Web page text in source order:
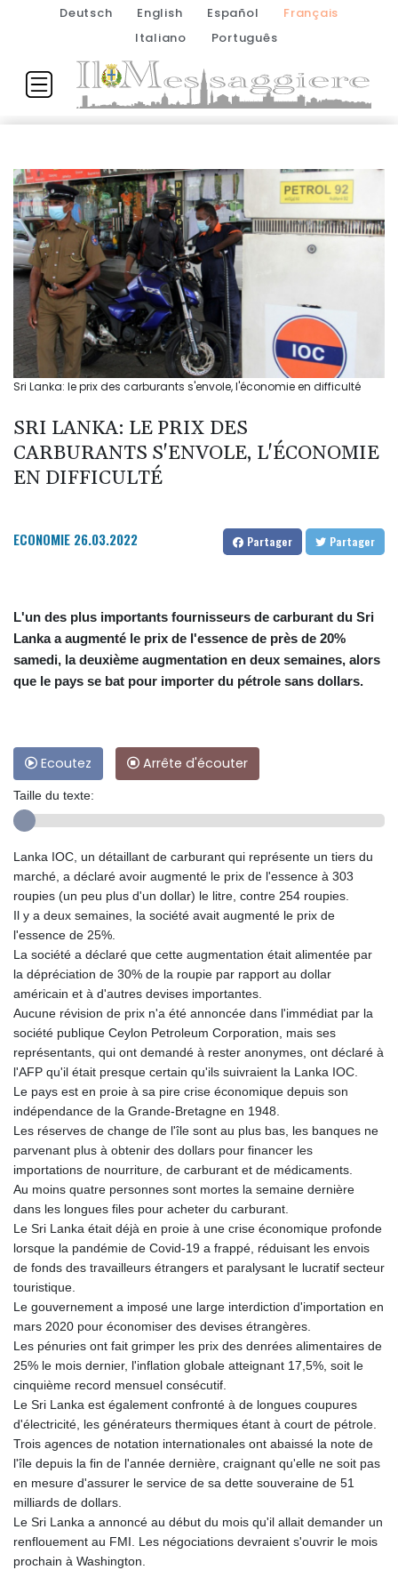
Deutsch English Español
Français
Italiano
Português
Sri Lanka: le prix des carburants s'envole, l'économie en difficulté
SRI LANKA: LE PRIX DES
CARBURANTS S'ENVOLE, L'ÉCONOMIE
EN DIFFICULTÉ
ECONOMIE 26.03.2022 Partager Partager
L'un des plus importants fournisseurs de carburant du Sri
Lanka a augmenté le prix de l'essence de près de 20%
samedi, la deuxième augmentation en deux semaines, alors
que le pays se bat pour importer du pétrole sans dollars.
Ecoutez Arrête d'écouter
Taille du texte:
Lanka IOC, un détaillant de carburant qui représente un tiers du
marché, a déclaré avoir augmenté le prix de l'essence à 303
roupies (un peu plus d'un dollar) le litre, contre 254 roupies.
Il y a deux semaines, la société avait augmenté le prix de
l'essence de 25%.
La société a déclaré que cette augmentation était alimentée par
la dépréciation de 30% de la roupie par rapport au dollar
américain et à d'autres devises importantes.
Aucune révision de prix n'a été annoncée dans l'immédiat par la
société publique Ceylon Petroleum Corporation, mais ses
représentants, qui ont demandé à rester anonymes, ont déclaré à
l'AFP qu'il était presque certain qu'ils suivraient la Lanka IOC.
Le pays est en proie à sa pire crise économique depuis son
indépendance de la Grande-Bretagne en 1948.
Les réserves de change de l'île sont au plus bas, les banques ne
parvenant plus à obtenir des dollars pour financer les
importations de nourriture, de carburant et de médicaments.
Au moins quatre personnes sont mortes la semaine dernière
dans les longues files pour acheter du carburant.
Le Sri Lanka était déjà en proie à une crise économique profonde
lorsque la pandémie de Covid-19 a frappé, réduisant les envois
de fonds des travailleurs étrangers et paralysant le lucratif secteur
touristique.
Le gouvernement a imposé une large interdiction d'importation en
mars 2020 pour économiser des devises étrangères.
Les pénuries ont fait grimper les prix des denrées alimentaires de
25% le mois dernier, l'inflation globale atteignant 17,5%, soit le
cinquième record mensuel consécutif.
Le Sri Lanka est également confronté à de longues coupures
d'électricité, les générateurs thermiques étant à court de pétrole.
Trois agences de notation internationales ont abaissé la note de
l'île depuis la fin de l'année dernière, craignant qu'elle ne soit pas
en mesure d'assurer le service de sa dette souveraine de 51
milliards de dollars.
Le Sri Lanka a annoncé au début du mois qu'il allait demander un
renflouement au FMI. Les négociations devraient s'ouvrir le mois
prochain à Washington.